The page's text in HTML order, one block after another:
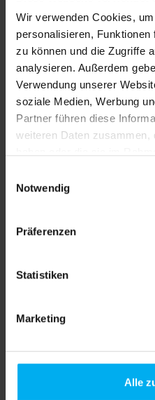
Wir verwenden Cookies,
personalisieren,
zu können und die Zugriffe
analysieren. Außerdem
Verwendung unserer
soziale Medien, Werbung
Partner führen diese
weiteren Daten zusammen,
Notwendig
Präferenzen
Statistiken
Marketing
Alle
Versandkostenfrei
Sofort verfügbar,
Drucke
Jetzt bestellen und bis
Lieferung erhalten!
Deutschland 4 Werktage,
Werktage, Schweiz plus
Druckauswählen
ohne Druck
Vorder-
Produkt Anzahl:
B1